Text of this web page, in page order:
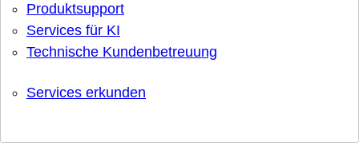
Produktsupport
Services für KI
Technische Kundenbetreuung
Services erkunden